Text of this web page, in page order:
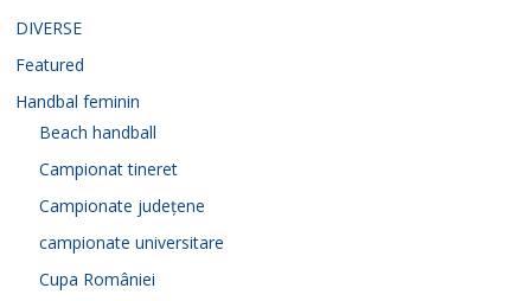
DIVERSE
Featured
Handbal feminin
Beach handball
Campionat tineret
Campionate județene
campionate universitare
Cupa României